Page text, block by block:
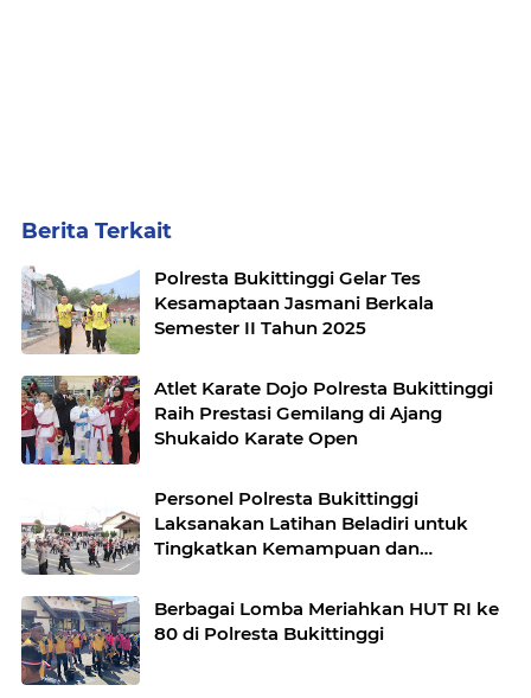
Berita Terkait
Polresta Bukittinggi Gelar Tes
Kesamaptaan Jasmani Berkala
Semester II Tahun 2025
Atlet Karate Dojo Polresta Bukittinggi
Raih Prestasi Gemilang di Ajang
Shukaido Karate Open
Personel Polresta Bukittinggi
Laksanakan Latihan Beladiri untuk
Tingkatkan Kemampuan dan
Berbagai Lomba Meriahkan HUT RI ke
80 di Polresta Bukittinggi